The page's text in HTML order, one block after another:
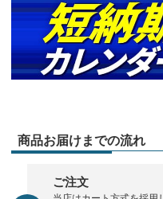
商品お届けまでの流れ
ご注文